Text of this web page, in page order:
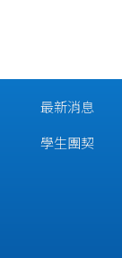
最新消息
學生團契